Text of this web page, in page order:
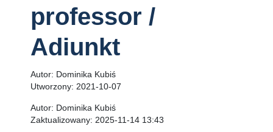
professor /
Adiunkt
Autor: Dominika Kubiś
Utworzony: 2021-10-07
Autor: Dominika Kubiś
Zaktualizowany: 2025-11-14 13:43